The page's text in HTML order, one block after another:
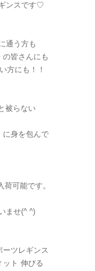
ンスです♡
通う方も
皆さんにも
方にも！！
被らない
に身を包んで
可能です。
ませ(^ ^)
ーツレギンス
ット 伸びる